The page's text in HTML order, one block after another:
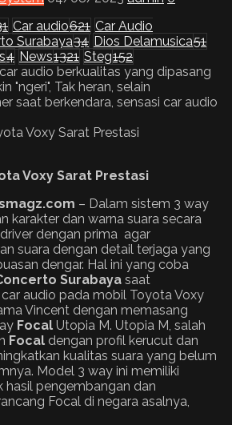
Car audio621 Car Audio
Surabaya34 Dios Delamusica51
4 News1321 Steg152
audio berkualitas yang dipasang
"ngeri", Tak heran, selain
saat berkendara, sensasi car audio
Voxy Sarat Prestasi
– Dalam sistem 3 way
karakter dan warna suara secara
dengan prima agar
suara dengan detail terjaga yang
dengar. Hal ini yang coba
Surabaya saat
audio pada mobil Toyota Voxy
Vincent dengan memasang
Focal Utopia M. Utopia M, salah
Focal dengan profil kerucut dan
kualitas suara yang belum
Model 3 way ini memiliki
hasil pengembangan dan
Focal di negara asalnya,